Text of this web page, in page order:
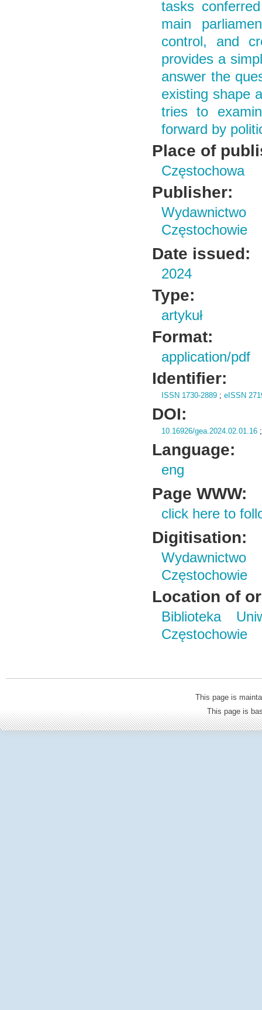
tasks
main
control, and
provides a
answer the
existing shape
tries to
forward by
Place of
Częstochowa
Publisher:
Częstochowie
Date issued:
2024
Type:
artykuł
Format:
application/pdf
Identifier:
ISSN 1730-2889 ;eISSN
DOI:
10.16926/gea.2024.02.01.16
Language:
eng
Page WWW:
click here to
Digitisation:
Częstochowie
Location of
Biblioteka
Częstochowie
This page is
This page is